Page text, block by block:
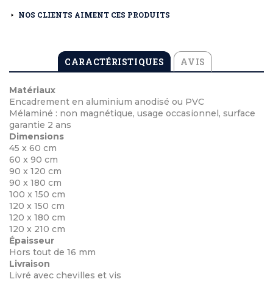
NOS CLIENTS AIMENT CES PRODUITS
CARACTÉRISTIQUES AVIS
Matériaux
Encadrement en aluminium anodisé ou PVC
Mélaminé : non magnétique, usage occasionnel, surface
garantie 2 ans
Dimensions
45 x 60 cm
60 x 90 cm
90 x 120 cm
90 x 180 cm
100 x 150 cm
120 x 150 cm
120 x 180 cm
120 x 210 cm
Épaisseur
Hors tout de 16 mm
Livraison
Livré avec chevilles et vis